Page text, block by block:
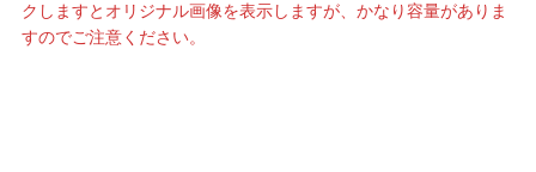
クしますとオリジナル画像を表示しますが、かなり容量がありま
すのでご注意ください。